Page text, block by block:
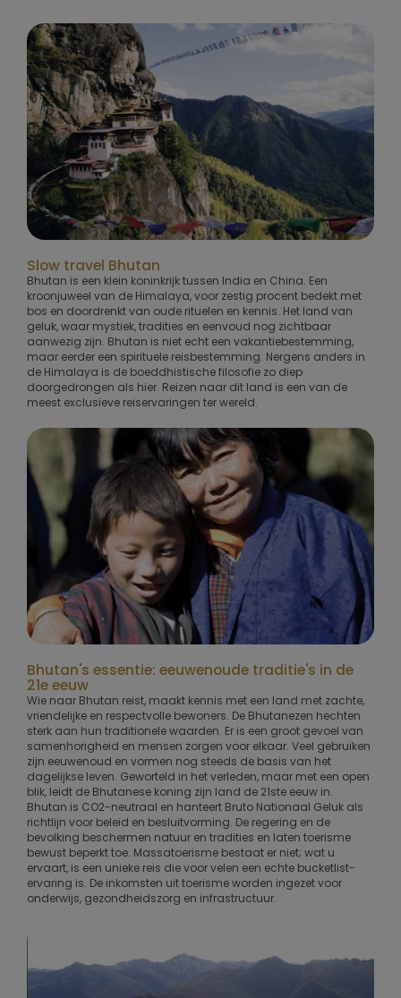
Slow travel Bhutan
Bhutan is een klein koninkrijk tussen India en China. Een
kroonjuweel van de Himalaya, voor zestig procent bedekt met
bos en doordrenkt van oude rituelen en kennis. Het land van
geluk, waar mystiek, tradities en eenvoud nog zichtbaar
aanwezig zijn. Bhutan is niet echt een vakantiebestemming,
maar eerder een spirituele reisbestemming. Nergens anders in
de Himalaya is de boeddhistische filosofie zo diep
doorgedrongen als hier. Reizen naar dit land is een van de
meest exclusieve reiservaringen ter wereld.
Bhutan's essentie: eeuwenoude traditie's in de
21e eeuw
Wie naar Bhutan reist, maakt kennis met een land met zachte,
vriendelijke en respectvolle bewoners. De Bhutanezen hechten
sterk aan hun traditionele waarden. Er is een groot gevoel van
samenhorigheid en mensen zorgen voor elkaar. Veel gebruiken
zijn eeuwenoud en vormen nog steeds de basis van het
dagelijkse leven. Geworteld in het verleden, maar met een open
blik, leidt de Bhutanese koning zijn land de 21ste eeuw in.
Bhutan is CO2-neutraal en hanteert Bruto Nationaal Geluk als
richtlijn voor beleid en besluitvorming. De regering en de
bevolking beschermen natuur en tradities en laten toerisme
bewust beperkt toe. Massatoerisme bestaat er niet; wat u
ervaart, is een unieke reis die voor velen een echte bucketlist-
ervaring is. De inkomsten uit toerisme worden ingezet voor
onderwijs, gezondheidszorg en infrastructuur.